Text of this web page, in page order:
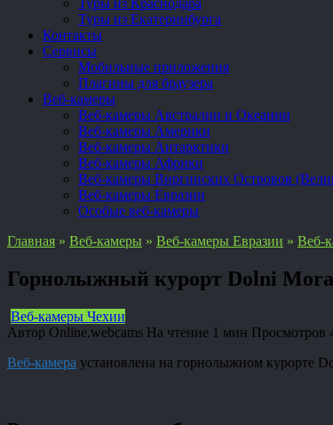
Туры из Краснодара
Туры из Екатеринбурга
Контакты
Сервисы
Мобильные приложения
Плагины для браузера
Веб-камеры
Веб-камеры Австралии и Океании
Веб-камеры Америки
Веб-камеры Антарктики
Веб-камеры Африки
Веб-камеры Виргинских Островов
Веб-камеры Евразии
Особые веб-камеры
Главная » Веб-камеры » Веб-камеры Евразии » Веб-
Горнолыжный курорт Dolni
Веб-камеры Чехии
Автор Online.webcams На чтение 1 мин Просмотров
Веб-камера установлена на горнолыжном курорте